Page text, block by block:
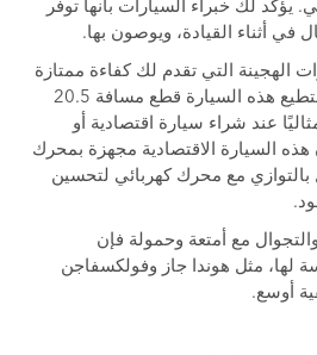
يؤكد لك خبراء السيارات بأنها توفر
في أثناء القيادة، ويوصون بها.
الهجينة التي تقدم لك كفاءة ممتازة
في استهلاك الوقود. إذ تستطيع هذه السيارة قطع مسافة 20.5
عند شراء سيارة اقتصادية أو
هذه السيارة الاقتصادية مجهزة بمحرك
لتر ويعمل بالتوازي مع محرك كهربائي لتحسين
مع أمتعة وحمولة فإن
لها، مثل هوندا جاز وفولكسفاجن
أوسع.